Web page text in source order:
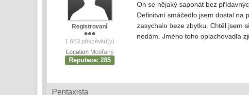
Registrovaní
1 663 příspěvků(y)
Location Modřany
Reputace: 285
On se nějaký saponát bez
Definitvní smáčedlo jsem dostal na
zasychalo beze zbytku. Chtěl jsem
nedám. Jméno toho oplachovadla
Pentaxista